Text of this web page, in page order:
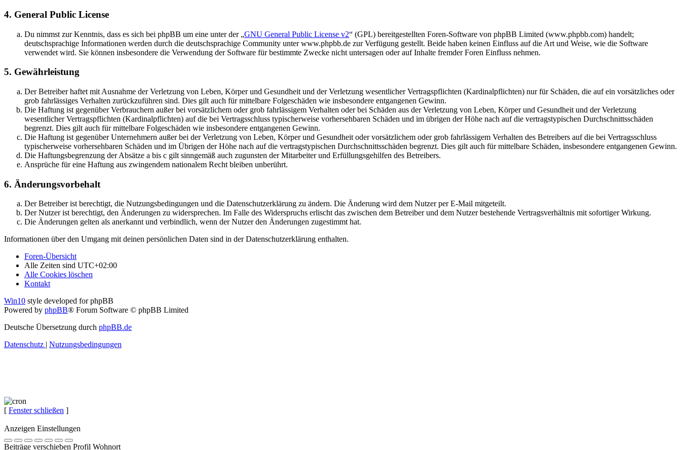
4. General Public License
Du nimmst zur Kenntnis, dass es sich bei phpBB um eine unter der „GNU General Public License v2“ (GPL) bereitgestellten Foren-Software von phpBB Limited (www.phpbb.com) handelt;
deutschsprachige Informationen werden durch die deutschsprachige Community unter www.phpbb.de zur Verfügung gestellt. Beide haben keinen Einfluss auf die Art und Weise, wie die Software
verwendet wird. Sie können insbesondere die Verwendung der Software für bestimmte Zwecke nicht untersagen oder auf Inhalte fremder Foren Einfluss nehmen.
5. Gewährleistung
Der Betreiber haftet mit Ausnahme der Verletzung von Leben, Körper und Gesundheit und der Verletzung wesentlicher Vertragspflichten (Kardinalpflichten) nur für Schäden, die auf ein vorsätzliches oder
grob fahrlässiges Verhalten zurückzuführen sind. Dies gilt auch für mittelbare Folgeschäden wie insbesondere entgangenen Gewinn.
Die Haftung ist gegenüber Verbrauchern außer bei vorsätzlichem oder grob fahrlässigem Verhalten oder bei Schäden aus der Verletzung von Leben, Körper und Gesundheit und der Verletzung
wesentlicher Vertragspflichten (Kardinalpflichten) auf die bei Vertragsschluss typischerweise vorhersehbaren Schäden und im übrigen der Höhe nach auf die vertragstypischen Durchschnittsschäden
begrenzt. Dies gilt auch für mittelbare Folgeschäden wie insbesondere entgangenen Gewinn.
Die Haftung ist gegenüber Unternehmern außer bei der Verletzung von Leben, Körper und Gesundheit oder vorsätzlichem oder grob fahrlässigem Verhalten des Betreibers auf die bei Vertragsschluss
typischerweise vorhersehbaren Schäden und im Übrigen der Höhe nach auf die vertragstypischen Durchschnittsschäden begrenzt. Dies gilt auch für mittelbare Schäden, insbesondere entgangenen Gewinn.
Die Haftungsbegrenzung der Absätze a bis c gilt sinngemäß auch zugunsten der Mitarbeiter und Erfüllungsgehilfen des Betreibers.
Ansprüche für eine Haftung aus zwingendem nationalem Recht bleiben unberührt.
6. Änderungsvorbehalt
Der Betreiber ist berechtigt, die Nutzungsbedingungen und die Datenschutzerklärung zu ändern. Die Änderung wird dem Nutzer per E-Mail mitgeteilt.
Der Nutzer ist berechtigt, den Änderungen zu widersprechen. Im Falle des Widerspruchs erlischt das zwischen dem Betreiber und dem Nutzer bestehende Vertragsverhältnis mit sofortiger Wirkung.
Die Änderungen gelten als anerkannt und verbindlich, wenn der Nutzer den Änderungen zugestimmt hat.
Informationen über den Umgang mit deinen persönlichen Daten sind in der Datenschutzerklärung enthalten.
Foren-Übersicht
Alle Zeiten sind UTC+02:00
Alle Cookies löschen
Kontakt
Win10 style developed for phpBB
Powered by phpBB® Forum Software © phpBB Limited
Deutsche Übersetzung durch phpBB.de
Datenschutz
Nutzungsbedingungen
[ Fenster schließen ]
Anzeigen Einstellungen
Beiträge verschieben Profil Wohnort